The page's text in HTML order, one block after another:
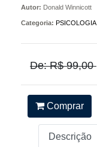
Autor: Donald Winnicott
Categoria: PSICOLOGIA
De: R$ 99,00
Comprar
Descrição